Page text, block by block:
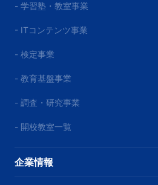
- 学習塾・教室事業
- ITコンテンツ事業
- 検定事業
- 教育基盤事業
- 調査・研究事業
- 開校教室一覧
企業情報